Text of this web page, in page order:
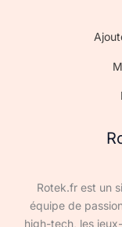
Rotek.fr est un
équipe de
high-tech, les